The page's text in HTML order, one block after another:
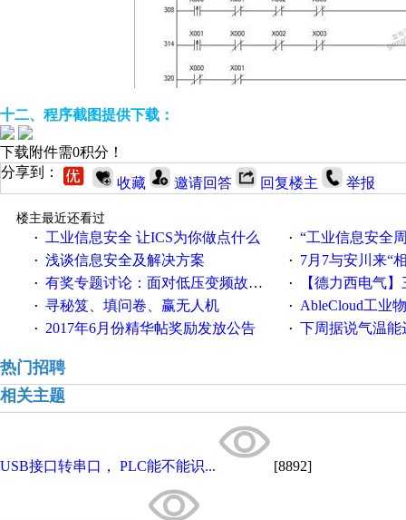
十二、程序截图提供下载：
下载附件需0积分！
分享到：
收藏 邀请回答 回复楼主 举报
楼主最近还看过
·
工业信息安全 让ICS为你做点什么 · “工业信息安全周之我见”
· 浅谈信息安全及解决方案 · 7月7与安川来“
· 有奖专题讨论：面对低压变频故障，老手是这样解决的！ · 【德力西电气】三
· 寻秘笈、填问卷、赢无人机 · AbleCloud工业物联
· 2017年6月份精华帖奖励发放公告 · 下周据说气温能
热门招聘
相关主题
USB接口转串口， PLC能不能识... [8892]